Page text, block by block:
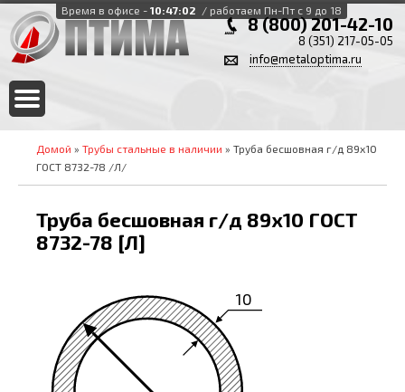
Время в офисе - 10:47:02 / работаем Пн-Пт с 9 до 18
8 (800) 201-42-10
8 (351) 217-05-05
info@metaloptima.ru
Домой » Трубы стальные в наличии » Труба бесшовная г/д 89х10
ГОСТ 8732-78 /Л/
Труба бесшовная г/д 89х10 ГОСТ
8732-78 [Л]
10